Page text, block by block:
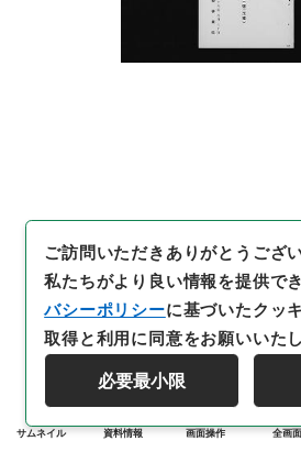
サムネイル 資料情報 画面操作 全画面
ご訪問いただきありがとうござい
私たちがより良い情報を提供で
バシーポリシーに基づいたクッ
取得と利用に同意をお願いいたし
必要最小限